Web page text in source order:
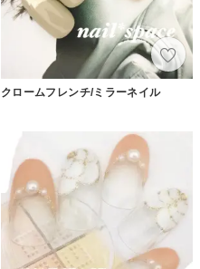
クロームフレンチ/ミラーネイル